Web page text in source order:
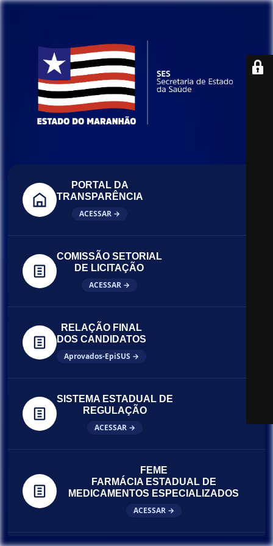
PORTAL DA
TRANSPARÊNCIA
ACESSAR →
COMISSÃO SETORIAL
DE LICITAÇÃO
ACESSAR →
RELAÇÃO FINAL
DOS CANDIDATOS
Aprovados-EpiSUS →
SISTEMA ESTADUAL DE
REGULAÇÃO
ACESSAR →
FEME
FARMÁCIA ESTADUAL DE
MEDICAMENTOS ESPECIALIZADOS
ACESSAR →